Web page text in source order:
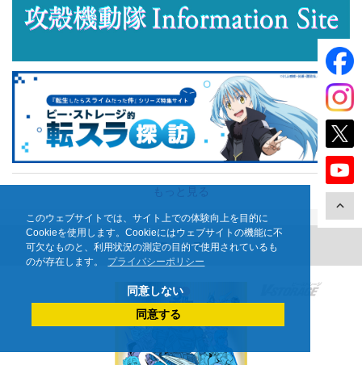
このウェブサイトでは、サイト上での体験向上を目的に
Cookieを使用します。Cookieにはウェブサイトの機能に不
可欠なものと、利用状況の測定の目的で使用されているも
のが存在します。
プライバシーポリシー
同意しない
同意する
もっと見る
ニュース